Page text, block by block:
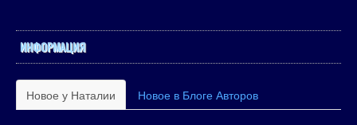
ИНФОРМАЦИЯ
Новое у Наталии Новое в Блоге Авторов